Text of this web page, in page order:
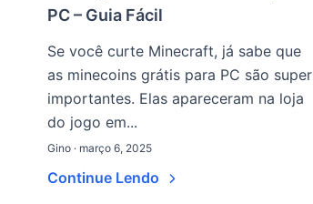
PC – Guia Fácil
Se você curte Minecraft, já sabe que
as minecoins grátis para PC são super
importantes. Elas apareceram na loja
do jogo em...
Gino · março 6, 2025
Continue Lendo